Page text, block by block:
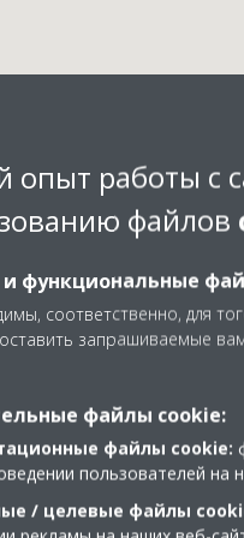
работы с
файлов
функциональные
соответственно, для
запрашиваемые
файлы cookie:
файлы cookie:
пользователей на
/ целевые файлы